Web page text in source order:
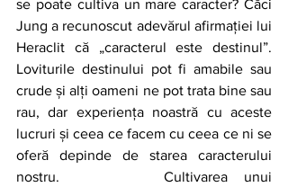
se poate cultiva un mare caracter? Căci
Jung a recunoscut adevărul afirmației lui
Heraclit că „caracterul este destinul”.
Loviturile destinului pot fi amabile sau
crude și alți oameni ne pot trata bine sau
rau, dar experiența noastră cu aceste
lucruri și ceea ce facem cu ceea ce ni se
oferă depinde de starea caracterului
nostru. 		Cultivarea unui